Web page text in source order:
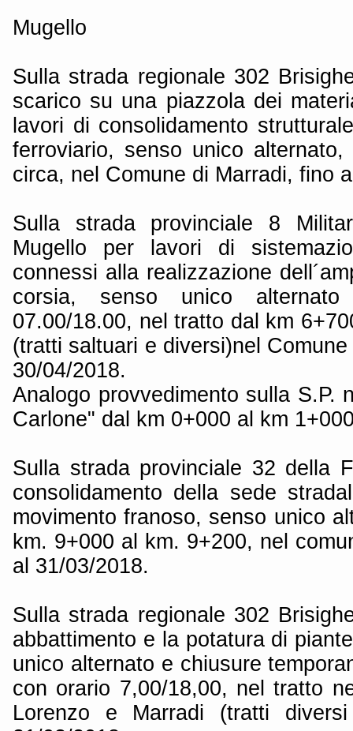
Mugello
Sulla strada regionale 302
scarico su una piazzola dei
lavori di consolidamento
ferroviario, senso unico
circa, nel Comune di Marradi, fino
Sulla strada provinciale 8
Mugello per lavori di
connessi alla realizzazione
corsia, senso unico
07.00/18.00, nel tratto dal km
(tratti saltuari e diversi)nel
30/04/2018.
Analogo provvedimento sulla S.P.
Carlone" dal km 0+000 al km
Sulla strada provinciale 32 della
consolidamento della sede
movimento franoso, senso unico
km. 9+000 al km. 9+200, nel
al 31/03/2018.
Sulla strada regionale 302
abbattimento e la potatura di
unico alternato e chiusure
con orario 7,00/18,00, nel tratto
Lorenzo e Marradi (tratti